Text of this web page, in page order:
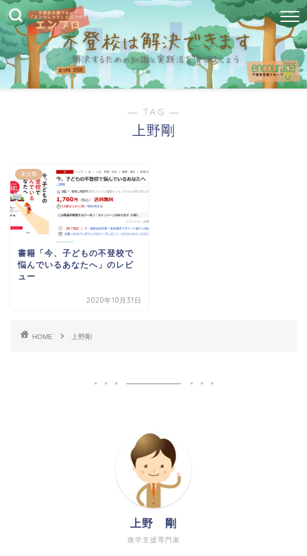
― TAG ―
上野剛
未分類
書籍「今、子どもの不登校で
悩んでいるあなたへ」のレビ
ュー
2020年10月31日
HOME 上野剛
復学支援専門家
上野 剛